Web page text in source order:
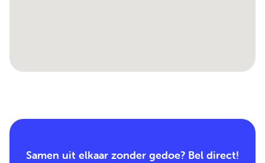
Samen uit elkaar zonder gedoe? Bel direct!